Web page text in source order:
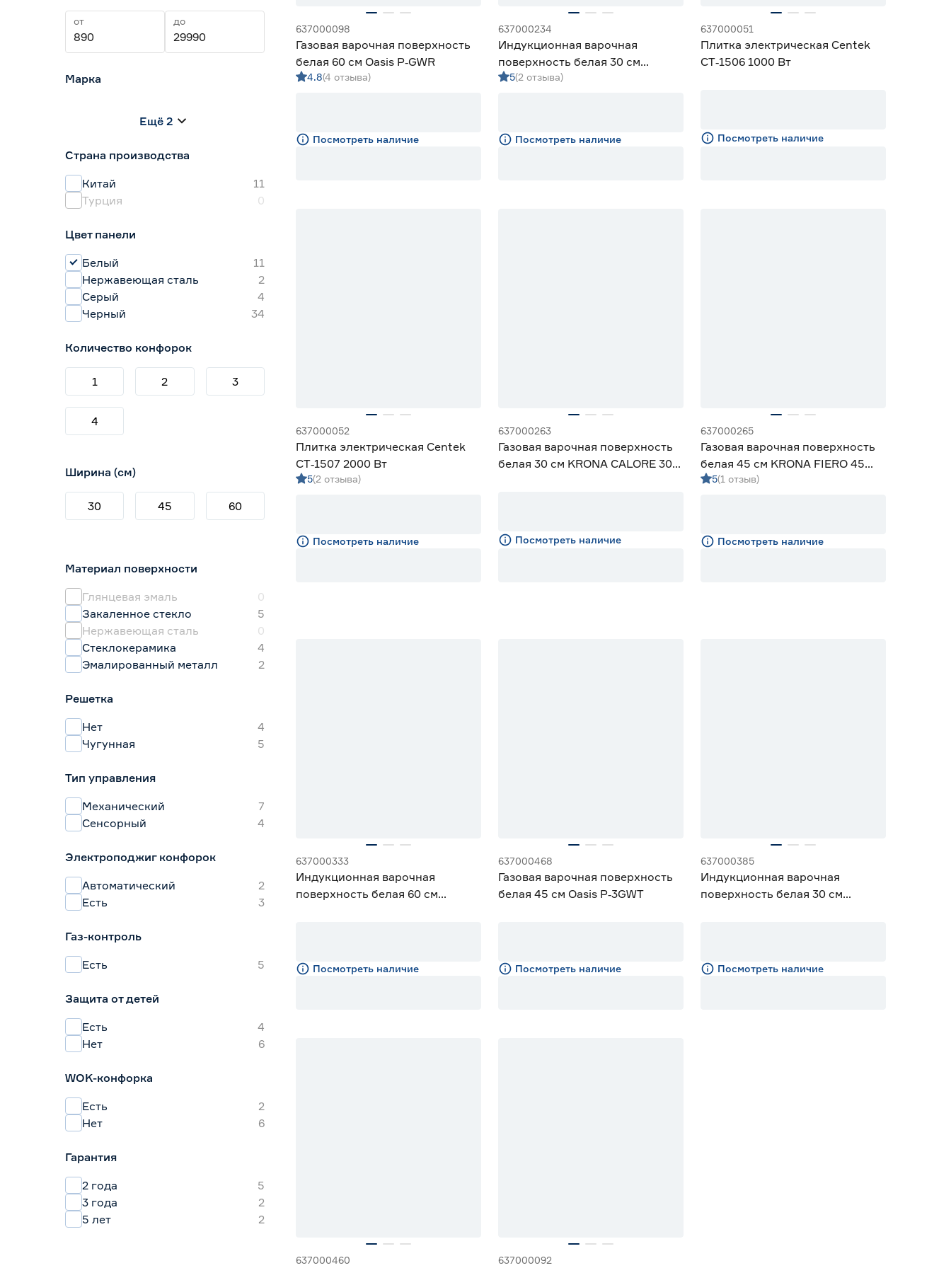
от до
Марка
KRONA
Ещё 2
Страна производства
Китай
11
Турция
0
Цвет панели
Белый
11
Нержавеющая сталь
2
Серый
4
Черный
34
Количество конфорок
1 2 3
4
Ширина (см)
30 45 60
Материал поверхности
Глянцевая эмаль
0
Закаленное стекло
5
Нержавеющая сталь
0
Стеклокерамика
4
Эмалированный металл
2
Решетка
Нет
4
Чугунная
5
Тип управления
Механический
7
Сенсорный
4
Электроподжиг конфорок
Автоматический
2
Есть
3
Газ-контроль
Есть
5
Защита от детей
Есть
4
Нет
6
WOK-конфорка
Есть
2
Нет
6
Гарантия
2 года
5
3 года
2
5 лет
2
637000098
Газовая варочная поверхность
белая 60 см Oasis P‑GWR
4.8(4 отзыва)
Посмотреть наличие
637000234
Индукционная варочная
поверхность белая 30 см
MAUNFELD CVI292WH
5(2 отзыва)
Посмотреть наличие
637000051
Плитка электрическая Centek
CT‑1506 1000 Вт
Посмотреть наличие
637000052
Плитка электрическая Centek
CT‑1507 2000 Вт
5(2 отзыва)
Посмотреть наличие
637000263
Газовая варочная поверхность
белая 30 см KRONA CALORE 30
Посмотреть наличие
637000265
Газовая варочная поверхность
белая 45 см KRONA FIERO 45
WH
5(1 отзыв)
Посмотреть наличие
637000333
Индукционная варочная
поверхность белая 60 см
Посмотреть наличие
637000468
Газовая варочная поверхность
белая 45 см Oasis P‑3GWT
Посмотреть наличие
637000385
Индукционная варочная
поверхность белая 30 см
Посмотреть наличие
637000460 637000092